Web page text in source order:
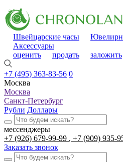
Швейцарские часы
Аксессуары
оценить
продать заложить
+7 (495) 363-83-56 0
Москва
Москва
Санкт-Петербург
Рубли Доллары
мессенджеры
+7 (926) 679-99-99
+7 (909) 935-
Заказать звонок